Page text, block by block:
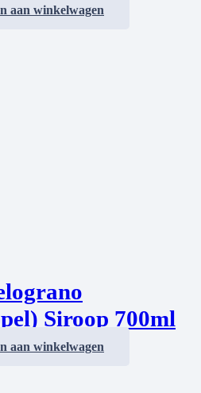
aan winkelwagen
Siroop 700ml
aan winkelwagen